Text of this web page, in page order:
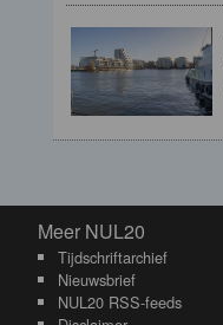
Meer NUL20
Meer NUL20
Tijdschriftarchief
Nieuwsbrief
NUL20 RSS-feeds